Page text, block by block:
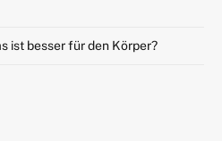
ist besser für den Körper?